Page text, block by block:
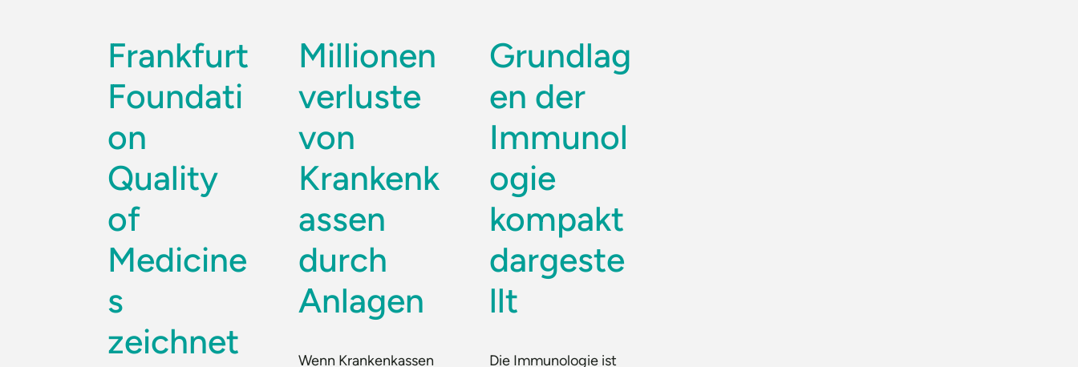
Frankfurt
Foundati
on
Quality
of
Medicine
s
zeichnet
Millionen
verluste
von
Krankenk
assen
durch
Anlagen
Wenn Krankenkassen
Grundlag
en der
Immunol
ogie
kompakt
dargeste
llt
Die Immunologie ist